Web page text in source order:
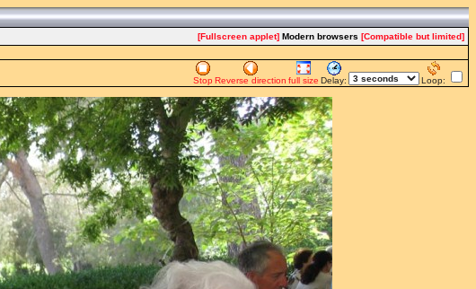
[Fullscreen applet] Modern browsers [Compatible but limited]
Stop Reverse direction full size Delay: Loop: